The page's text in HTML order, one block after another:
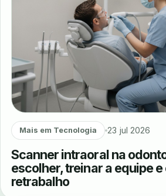
Mais em Tecnologia 23 jul 2026
Scanner intraoral na
escolher, treinar a equipe
retrabalho